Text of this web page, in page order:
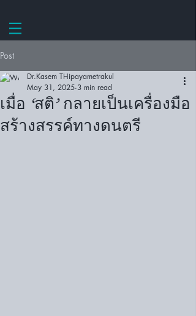
Post
เมื่อ ‘สติ’ กลายเป็นเครื่องมือ
สร้างสรรค์ทางดนตรี
Dr.Kasem THipayametrakul
May 31, 2025 3 min read